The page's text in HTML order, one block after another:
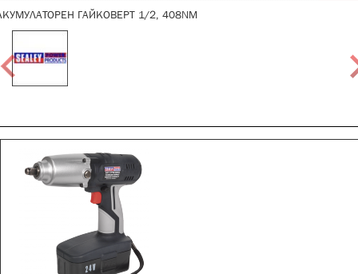
ГАЙКОВЕРТ 1/2, 408NM